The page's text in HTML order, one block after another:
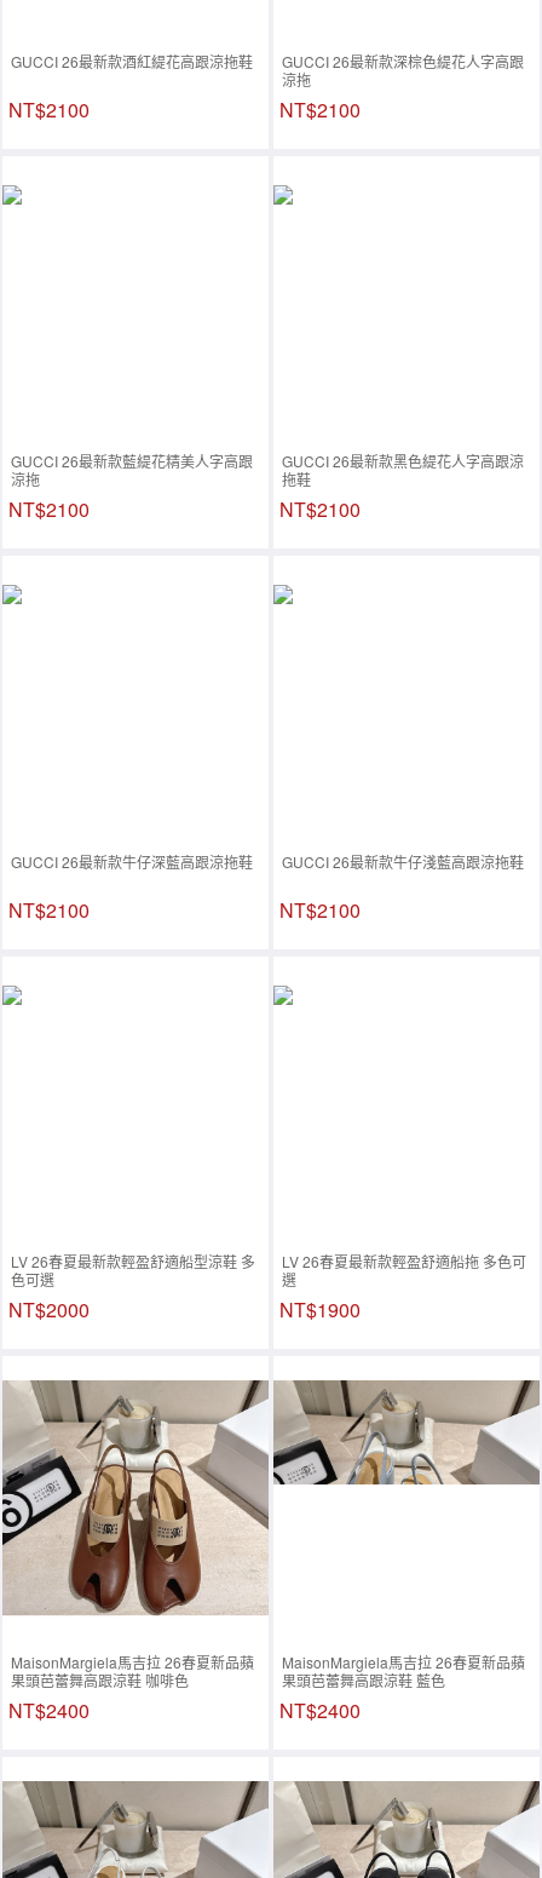
GUCCI 26最新款酒紅緹花高跟涼拖鞋
NT$2100
GUCCI 26最新款深棕色緹花人字高跟
涼拖
NT$2100
GUCCI 26最新款藍緹花精美人字高跟
涼拖
NT$2100
GUCCI 26最新款黑色緹花人字高跟涼
拖鞋
NT$2100
GUCCI 26最新款牛仔深藍高跟涼拖鞋
NT$2100
GUCCI 26最新款牛仔淺藍高跟涼拖鞋
NT$2100
LV 26春夏最新款輕盈舒適船型涼鞋 多
色可選
NT$2000
LV 26春夏最新款輕盈舒適船拖 多色可
選
NT$1900
MaisonMargiela馬吉拉 26春夏新品蘋
果頭芭蕾舞高跟涼鞋 咖啡色
NT$2400
MaisonMargiela馬吉拉 26春夏新品蘋
果頭芭蕾舞高跟涼鞋 藍色
NT$2400